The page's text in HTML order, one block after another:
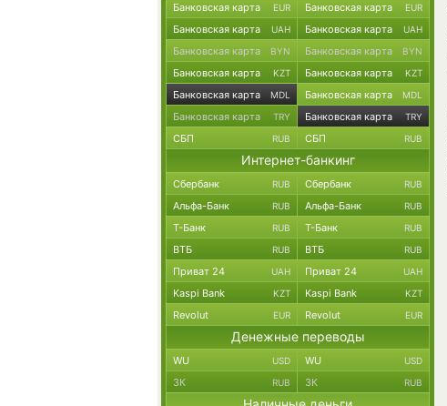
Банковская карта EUR Банковская карта EUR
Банковская карта UAH Банковская карта UAH
Банковская карта BYN Банковская карта BYN
Банковская карта KZT Банковская карта KZT
Банковская карта MDL Банковская карта MDL
Банковская карта TRY Банковская карта TRY
СБП RUB СБП RUB
Интернет-банкинг
Сбербанк RUB Сбербанк RUB
Альфа-Банк RUB Альфа-Банк RUB
Т-Банк RUB Т-Банк RUB
ВТБ RUB ВТБ RUB
Приват 24 UAH Приват 24 UAH
Kaspi Bank KZT Kaspi Bank KZT
Revolut EUR Revolut EUR
Денежные переводы
WU USD WU USD
ЗК RUB ЗК RUB